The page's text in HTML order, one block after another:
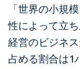
「世界の小規
性によって立
経営のビジネ
占める割合は1